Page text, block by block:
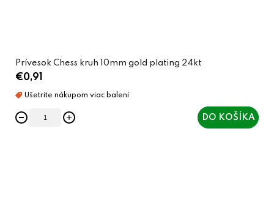
Prívesok Chess kruh 10mm gold plating 24kt
€0,91
DO KOŠÍKA